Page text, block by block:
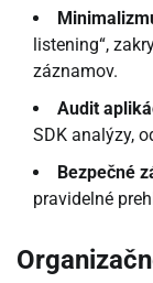
listening“,
záznamov.
Audit
SDK analýzy,
Bezpečné
pravidelné